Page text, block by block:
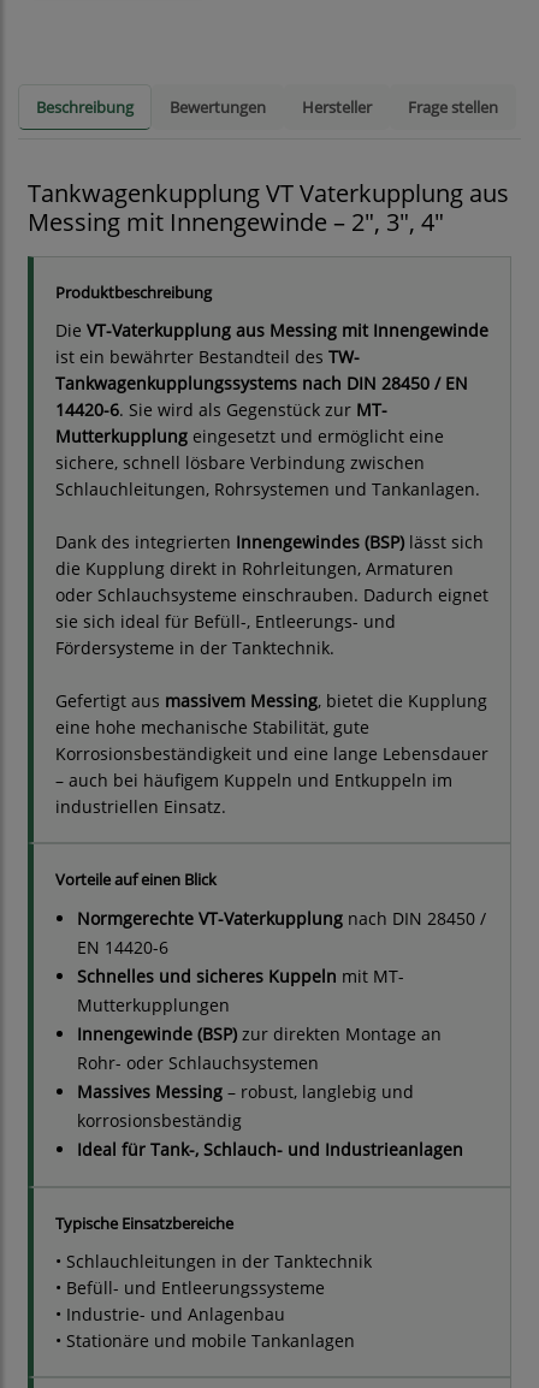
Beschreibung Bewertungen Hersteller Frage stellen
Tankwagenkupplung VT Vaterkupplung aus
Messing mit Innengewinde – 2", 3", 4"
Produktbeschreibung
Die VT-Vaterkupplung aus Messing mit Innengewinde
ist ein bewährter Bestandteil des TW-
Tankwagenkupplungssystems nach DIN 28450 / EN
14420-6. Sie wird als Gegenstück zur MT-
Mutterkupplung eingesetzt und ermöglicht eine
sichere, schnell lösbare Verbindung zwischen
Schlauchleitungen, Rohrsystemen und Tankanlagen.
Dank des integrierten Innengewindes (BSP) lässt sich
die Kupplung direkt in Rohrleitungen, Armaturen
oder Schlauchsysteme einschrauben. Dadurch eignet
sie sich ideal für Befüll-, Entleerungs- und
Fördersysteme in der Tanktechnik.
Gefertigt aus massivem Messing, bietet die Kupplung
eine hohe mechanische Stabilität, gute
Korrosionsbeständigkeit und eine lange Lebensdauer
– auch bei häufigem Kuppeln und Entkuppeln im
industriellen Einsatz.
Vorteile auf einen Blick
Normgerechte VT-Vaterkupplung nach DIN 28450 /
EN 14420-6
Schnelles und sicheres Kuppeln mit MT-
Mutterkupplungen
Innengewinde (BSP) zur direkten Montage an
Rohr- oder Schlauchsystemen
Massives Messing – robust, langlebig und
korrosionsbeständig
Ideal für Tank-, Schlauch- und Industrieanlagen
Typische Einsatzbereiche
• Schlauchleitungen in der Tanktechnik
• Befüll- und Entleerungssysteme
• Industrie- und Anlagenbau
• Stationäre und mobile Tankanlagen